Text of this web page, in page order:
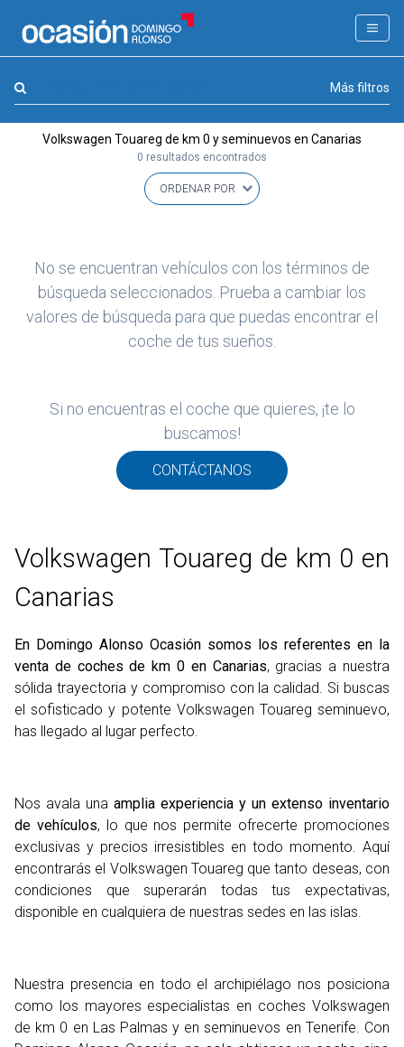
FILTROS
APPROVED
Marca
Modelo (0)
Combustible y cambio (0)
(0)
Más filtros
Volkswagen Touareg de km 0 y seminuevos en Canarias
0 resultados encontrados
No se encuentran vehículos con los términos de
búsqueda seleccionados. Prueba a cambiar los
valores de búsqueda para que puedas encontrar el
coche de tus sueños.
Si no encuentras el coche que quieres, ¡te lo
buscamos!
CONTÁCTANOS
Volkswagen Touareg de km 0 en
Canarias
En Domingo Alonso Ocasión somos los referentes en la
venta de coches de km 0 en Canarias, gracias a nuestra
sólida trayectoria y compromiso con la calidad. Si buscas
el sofisticado y potente Volkswagen Touareg seminuevo,
has llegado al lugar perfecto.
Nos avala una amplia experiencia y un extenso inventario
de vehículos, lo que nos permite ofrecerte promociones
exclusivas y precios irresistibles en todo momento. Aquí
encontrarás el Volkswagen Touareg que tanto deseas, con
condiciones que superarán todas tus expectativas,
disponible en cualquiera de nuestras sedes en las islas.
Nuestra presencia en todo el archipiélago nos posiciona
como los mayores especialistas en coches Volkswagen
de km 0 en Las Palmas y en seminuevos en Tenerife. Con